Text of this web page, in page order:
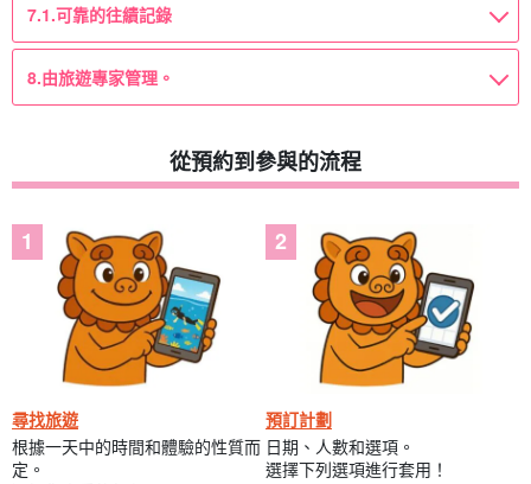
7.1.可靠的往績記錄
8.由旅遊專家管理。
從預約到參與的流程
尋找旅遊
根據一天中的時間和體驗的性質而
定。
預訂計劃
日期、人數和選項。
選擇下列選項進行套用！